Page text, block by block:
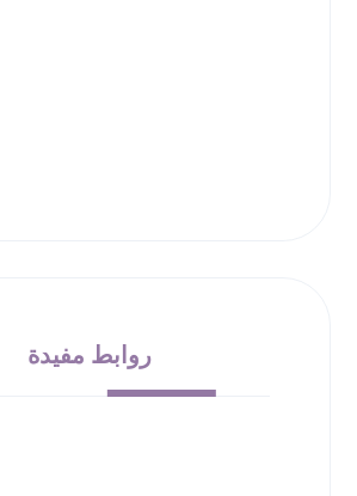
روابط مفيدة